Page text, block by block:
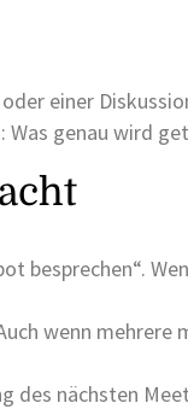
einer
genau wird
besprechen“.
wenn
des nächsten